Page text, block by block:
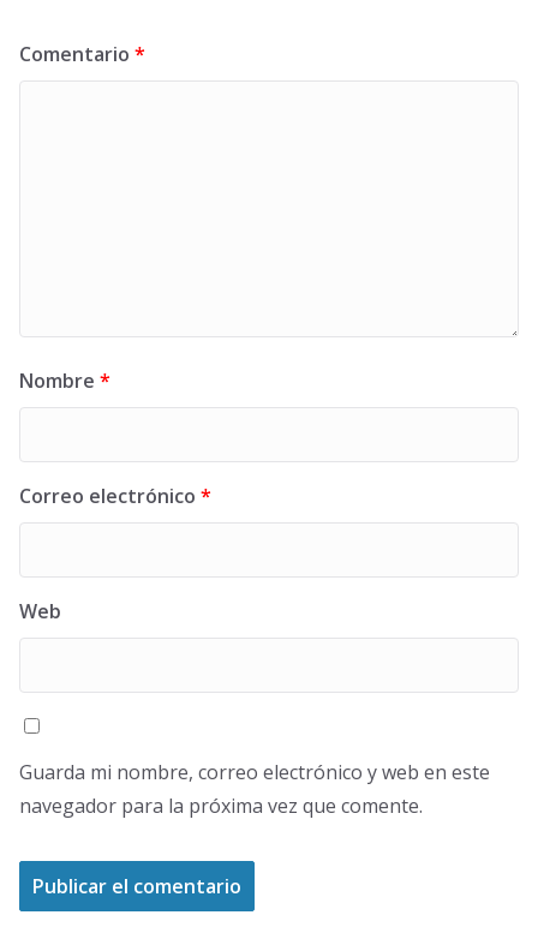
Comentario *
Nombre *
Correo electrónico *
Web
Guarda mi nombre, correo electrónico y web en este
navegador para la próxima vez que comente.